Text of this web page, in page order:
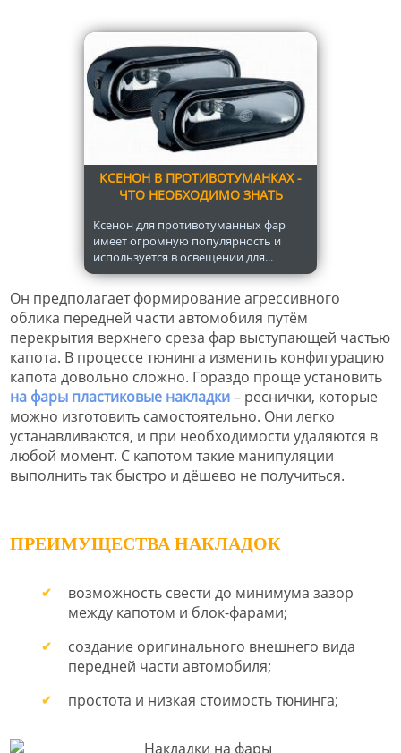
КСЕНОН В ПРОТИВОТУМАНКАХ -
ЧТО НЕОБХОДИМО ЗНАТЬ
Ксенон для противотуманных фар
имеет огромную популярность и
используется в освещении для...
Он предполагает формирование агрессивного
облика передней части автомобиля путём
перекрытия верхнего среза фар выступающей частью
капота. В процессе тюнинга изменить конфигурацию
капота довольно сложно. Гораздо проще установить
на фары пластиковые накладки– реснички, которые
можно изготовить самостоятельно. Они легко
устанавливаются, и при необходимости удаляются в
любой момент. С капотом такие манипуляции
выполнить так быстро и дёшево не получиться.
ПРЕИМУЩЕСТВА НАКЛАДОК
возможность свести до минимума зазор
между капотом и блок-фарами;
создание оригинального внешнего вида
передней части автомобиля;
простота и низкая стоимость тюнинга;